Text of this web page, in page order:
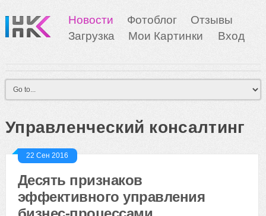
Новости Фотоблог
Отзывы
Загрузка
Мои Картинки Вход
Управленческий консалтинг
22 Сен 2016
Десять признаков
эффективного управления